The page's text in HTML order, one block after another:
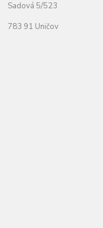
Sadová 5/523
783 91 Uničov